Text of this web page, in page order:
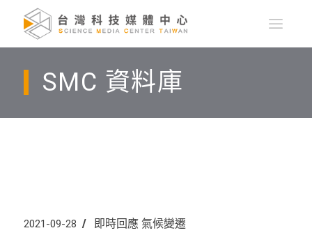
SMC 資料庫
2021-09-28 即時回應 氣候變遷